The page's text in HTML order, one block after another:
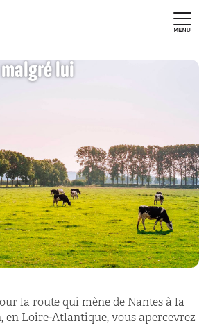
lui
la route qui mène de Nantes à la
en Loire-Atlantique, vous apercevrez